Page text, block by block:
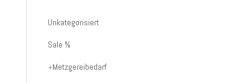
oder
Produktname:
Unkategorisiert
Sale %
Metzgereibedarf